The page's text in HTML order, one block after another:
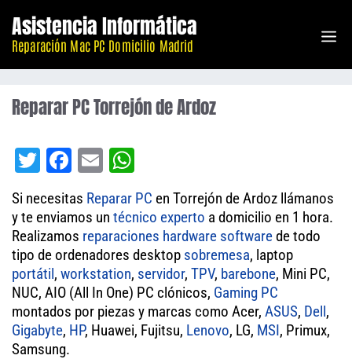
contenido
Asistencia Informática
Reparación Mac PC Domicilio Madrid
Reparar PC Torrejón de Ardoz
T
tt
er
Fa
ce
bo
ok
E
ail
ha
ts
A
pp
Si necesitas Reparar PC en Torrejón de Ardoz llámanos
y te enviamos un técnico experto a domicilio en 1 hora.
Realizamos reparaciones hardware softwarede todo
tipo de ordenadores desktop sobremesa, laptop
portátil, workstation, servidor, TPV, barebone, Mini PC,
NUC, AIO (All In One) PC clónicos, Gaming PC
montados por piezas y marcas como Acer, ASUS, Dell,
Gigabyte, HP, Huawei, Fujitsu, Lenovo, LG, MSI, Primux,
Samsung.